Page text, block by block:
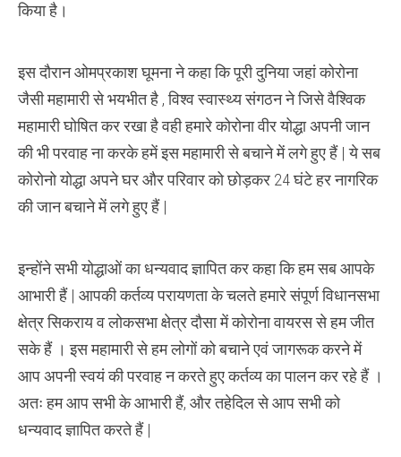
किया है।
इस दौरान ओमप्रकाश घूमना ने कहा कि पूरी दुनिया जहां कोरोना
जैसी महामारी से भयभीत है , विश्व स्वास्थ्य संगठन ने जिसे वैश्विक
महामारी घोषित कर रखा है वही हमारे कोरोना वीर योद्धा अपनी जान
की भी परवाह ना करके हमें इस महामारी से बचाने में लगे हुए हैं | ये सब
कोरोनो योद्धा अपने घर और परिवार को छोड़कर 24 घंटे हर नागरिक
की जान बचाने में लगे हुए हैं |
इन्होंने सभी योद्धाओं का धन्यवाद ज्ञापित कर कहा कि हम सब आपके
आभारी हैं | आपकी कर्तव्य परायणता के चलते हमारे संपूर्ण विधानसभा
क्षेत्र सिकराय व लोकसभा क्षेत्र दौसा में कोरोना वायरस से हम जीत
सके हैं । इस महामारी से हम लोगों को बचाने एवं जागरूक करने में
आप अपनी स्वयं की परवाह न करते हुए कर्तव्य का पालन कर रहे हैं ।
अतः हम आप सभी के आभारी हैं, और तहेदिल से आप सभी को
धन्यवाद ज्ञापित करते हैं |